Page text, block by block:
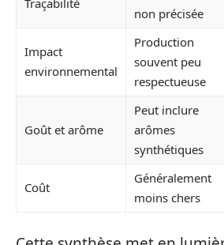
Traçabilité
non précisée
Impact
environnemental
Production
souvent peu
respectueuse
Goût et arôme
Peut inclure
arômes
synthétiques
Coût
Généralement
moins chers